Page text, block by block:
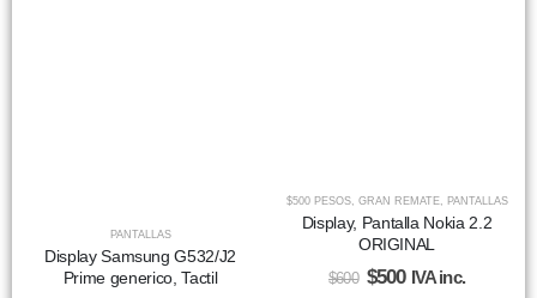
PANTALLAS
Display Samsung G532/J2
Prime generico, Tactil
$500 PESOS, GRAN REMATE, PANTALLAS
Display, Pantalla Nokia 2.2
ORIGINAL
$600 $500 IVA inc.